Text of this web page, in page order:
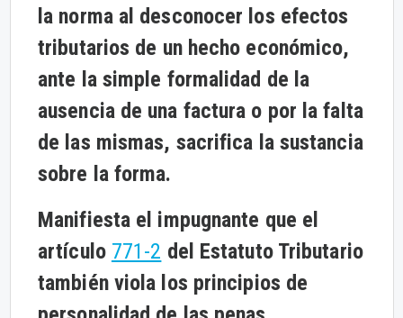
la norma al desconocer los efectos
tributarios de un hecho económico,
ante la simple formalidad de la
ausencia de una factura o por la falta
de las mismas, sacrifica la sustancia
sobre la forma.
Manifiesta el impugnante que el
artículo 771-2 del Estatuto Tributario
también viola los principios de